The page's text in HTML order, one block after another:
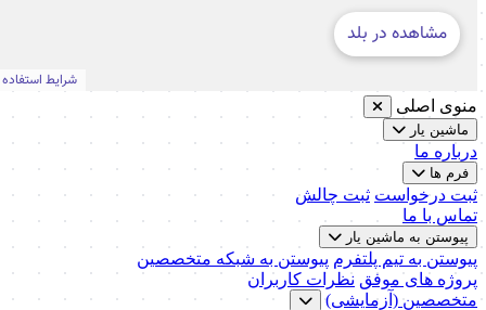
منوی اصلی
ماشین یار
درباره ما
فرم ها
ثبت درخواست ثبت چالش
تماس با ما
پیوستن به ماشین یار
پیوستن به تیم پلتفرم پیوستن به شبکه متخصصین
پروژه های موفق نظرات کاربران
متخصصین (آزمایشی)